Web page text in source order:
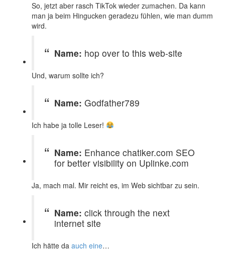
So, jetzt aber rasch TikTok wieder zumachen. Da kann
man ja beim Hingucken geradezu fühlen, wie man dumm
wird.
Name: hop over to this web-site
Und, warum sollte ich?
Name: Godfather789
Ich habe ja tolle Leser!
Name: Enhance chatiker.com SEO
for better visibility on Uplinke.com
Ja, mach mal. Mir reicht es, im Web sichtbar zu sein.
Name: click through the next
internet site
Ich hätte da auch eine…